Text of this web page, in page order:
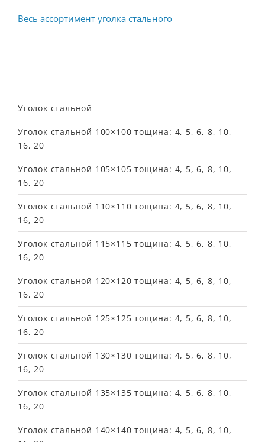
Весь ассортимент уголка стального
Уголок стальной
Уголок стальной 100×100 тощина: 4, 5, 6, 8, 10,
16, 20
Уголок стальной 105×105 тощина: 4, 5, 6, 8, 10,
16, 20
Уголок стальной 110×110 тощина: 4, 5, 6, 8, 10,
16, 20
Уголок стальной 115×115 тощина: 4, 5, 6, 8, 10,
16, 20
Уголок стальной 120×120 тощина: 4, 5, 6, 8, 10,
16, 20
Уголок стальной 125×125 тощина: 4, 5, 6, 8, 10,
16, 20
Уголок стальной 130×130 тощина: 4, 5, 6, 8, 10,
16, 20
Уголок стальной 135×135 тощина: 4, 5, 6, 8, 10,
16, 20
Уголок стальной 140×140 тощина: 4, 5, 6, 8, 10,